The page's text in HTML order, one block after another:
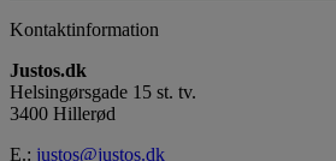
Kontaktinformation
Justos.dk
Helsingørsgade 15 st. tv.
3400 Hillerød
E.: justos@justos.dk